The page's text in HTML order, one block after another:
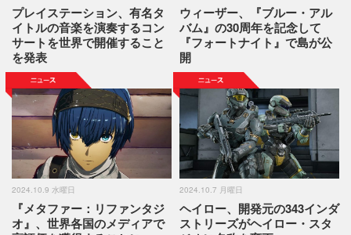
プレイステーション、有名タ
イトルの音楽を演奏するコン
サートを世界で開催すること
を発表
ウィーザー、『ブルー・アル
バム』の30周年を記念して
『フォートナイト』で島が公
開
2024.10.9 水曜日
『メタファー：リファンタジ
オ』、世界各国のメディアで
2024.10.7 月曜日
ヘイロー、開発元の343インダ
ストリーズがヘイロー・スタ